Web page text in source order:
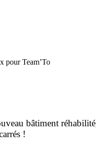
pour Team’To
bâtiment
!